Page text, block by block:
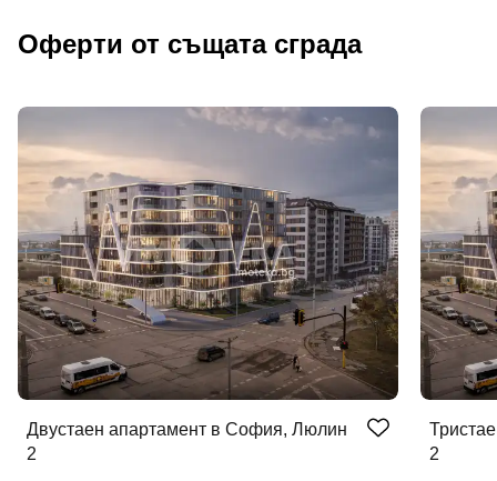
Оферти от същата сграда
Двустаен апартамент в София, Люлин
2
2